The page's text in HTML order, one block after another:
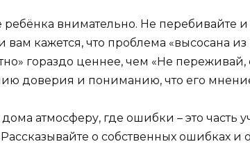
внимательно. Не перебивайте и
вам кажется, что проблема «высосана
гораздо ценнее, чем «Не переживай,
доверия и пониманию, что его
атмосферу, где ошибки – это часть
о собственных ошибках и